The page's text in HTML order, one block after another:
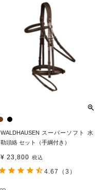
WALDHAUSEN スーパーソフト 水
勒頭絡 セット（手綱付き）
¥ 23,800 税込
4.67 （3）